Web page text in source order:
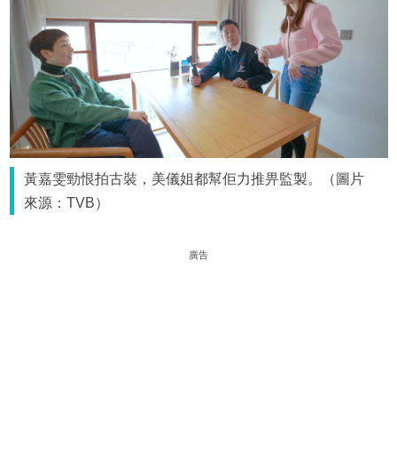
黃嘉雯勁恨拍古裝，美儀姐都幫佢力推畀監製。（圖片
來源：TVB）
廣告